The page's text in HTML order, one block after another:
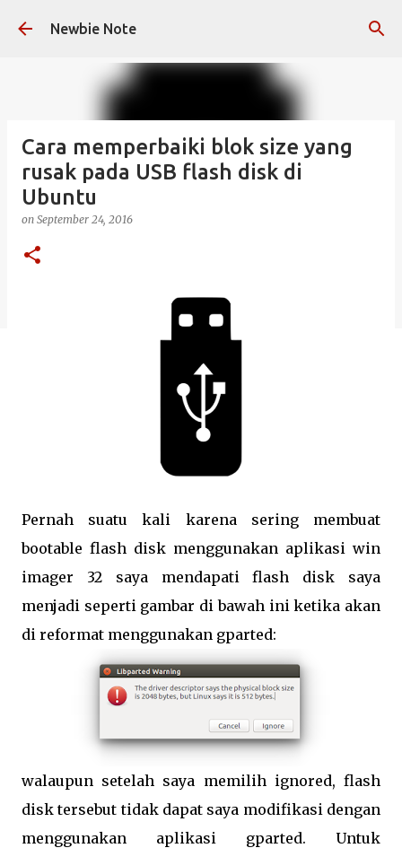
Skip to main content
Newbie Note
Cara memperbaiki blok size yang
rusak pada USB flash disk di
Ubuntu
on September 24, 2016
Pernah suatu kali karena sering membuat
bootable flash disk menggunakan aplikasi win
imager 32 saya mendapati flash disk saya
menjadi seperti gambar di bawah ini ketika akan
di reformat menggunakan gparted:
walaupun setelah saya memilih ignored, flash
disk tersebut tidak dapat saya modifikasi dengan
menggunakan aplikasi gparted. Untuk